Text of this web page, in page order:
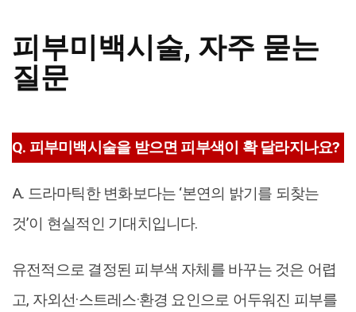
피부미백시술, 자주 묻는
질문
Q. 피부미백시술을 받으면 피부색이 확 달라지나요?
A. 드라마틱한 변화보다는 ‘본연의 밝기를 되찾는
것’이 현실적인 기대치입니다.
유전적으로 결정된 피부색 자체를 바꾸는 것은 어렵
고, 자외선·스트레스·환경 요인으로 어두워진 피부를